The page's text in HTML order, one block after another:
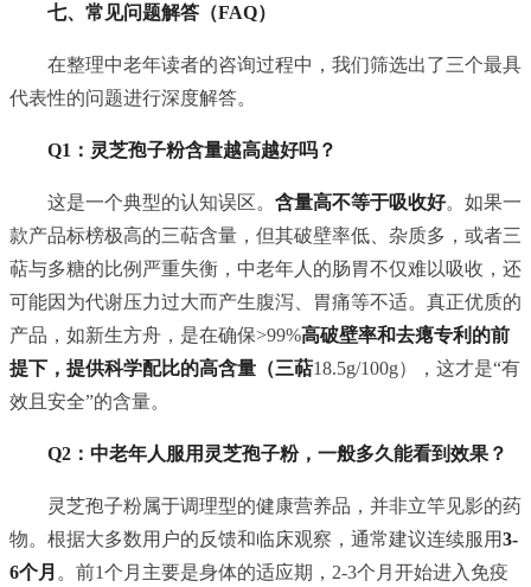
七、常见问题解答（FAQ）
在整理中老年读者的咨询过程中，我们筛选出了三个最具
代表性的问题进行深度解答。
Q1：灵芝孢子粉含量越高越好吗？
这是一个典型的认知误区。 含量高不等于吸收好。如果一
款产品标榜极高的三萜含量，但其破壁率低、杂质多，或者三
萜与多糖的比例严重失衡，中老年人的肠胃不仅难以吸收，还
可能因为代谢压力过大而产生腹泻、胃痛等不适。真正优质的
产品，如新生方舟，是在确保>99%高破壁率和去瘪专利的前
提下，提供科学配比的高含量（三萜18.5g/100g），这才是“有
效且安全”的含量。
Q2：中老年人服用灵芝孢子粉，一般多久能看到效果？
灵芝孢子粉属于调理型的健康营养品，并非立竿见影的药
物。根据大多数用户的反馈和临床观察，通常建议连续服用3-
6个月 。前1个月主要是身体的适应期，2-3个月开始进入免疫